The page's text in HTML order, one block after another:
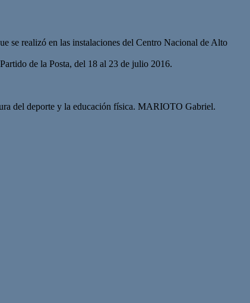
se realizó en las instalaciones del Centro Nacional de Alto
de la Posta, del 18 al 23 de julio 2016.
del deporte y la educación física. MARIOTO Gabriel.